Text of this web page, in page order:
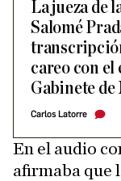
La jueza de
Salomé
careo con el
Gabinete de
Carlos Latorre
En el audio
afirmaba que